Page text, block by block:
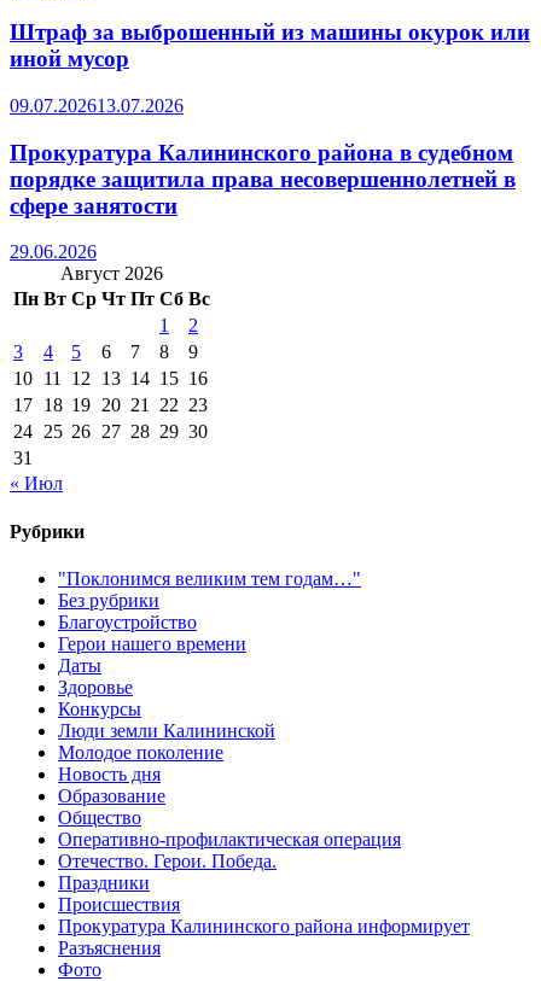
Штраф за выброшенный из машины окурок или
иной мусор
09.07.202613.07.2026
Прокуратура Калининского района в судебном
порядке защитила права несовершеннолетней в
сфере занятости
29.06.2026
Август 2026
Пн Вт Ср Чт Пт Сб Вс
1
2
3
4 5 6 7 8
9
10 11 12 13 14 15 16
17 18 19 20 21 22 23
24 25 26 27 28 29 30
31
« Июл
Рубрики
"Поклонимся великим тем годам…"
Без рубрики
Благоустройство
Герои нашего времени
Даты
Здоровье
Конкурсы
Люди земли Калининской
Молодое поколение
Новость дня
Образование
Общество
Оперативно-профилактическая операция
Отечество. Герои. Победа.
Праздники
Происшествия
Прокуратура Калининского района информирует
Разъяснения
Фото